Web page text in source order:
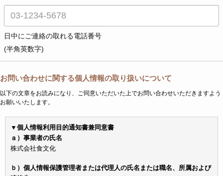
日中にご連絡の取れる電話番号
(半角英数字)
お問い合わせに関する個人情報の取り扱いについて
以下の文章をお読みになり、ご同意いただいた上でお問い合わせいただきますよう
お願いいたします。
▼個人情報利用目的通知書兼同意書
ａ）事業者の氏名
株式会社食文化
ｂ）個人情報保護管理者または代理人の氏名または職名、所属および